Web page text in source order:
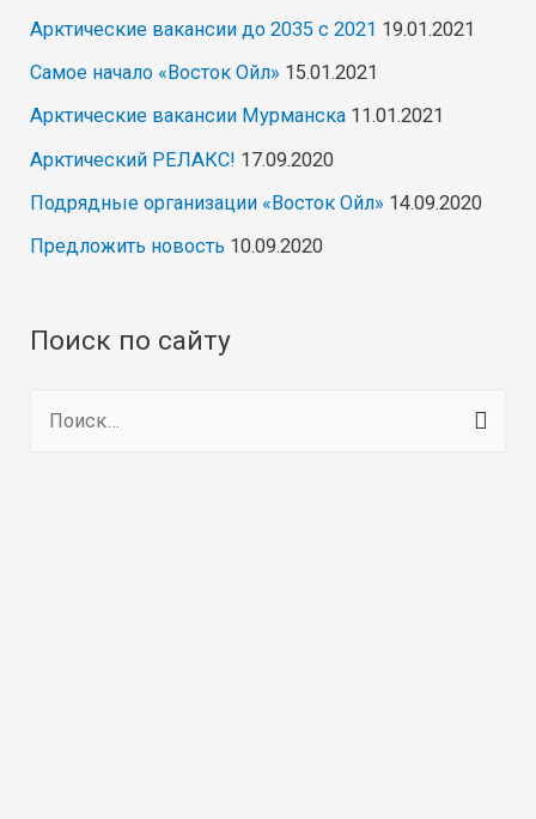
Арктические вакансии до 2035 с 2021 19.01.2021
Самое начало «Восток Ойл» 15.01.2021
Арктические вакансии Мурманска 11.01.2021
Арктический РЕЛАКС! 17.09.2020
Подрядные организации «Восток Ойл» 14.09.2020
Предложить новость 10.09.2020
Поиск по сайту